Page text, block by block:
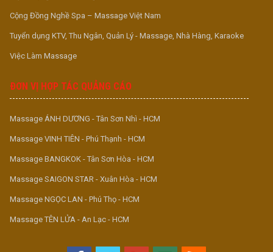
Cộng Đồng Nghề Spa – Massage Việt Nam
Tuyển dụng KTV, Thu Ngân, Quản Lý - Massage, Nhà Hàng, Karaoke
Việc Làm Massage
ĐƠN VỊ HỢP TÁC QUẢNG CÁO
Massage ÁNH DƯƠNG - Tân Sơn Nhì - HCM
Massage VINH TIÊN - Phú Thạnh - HCM
Massage BANGKOK - Tân Sơn Hòa - HCM
Massage SAIGON STAR - Xuân Hòa - HCM
Massage NGỌC LAN - Phú Thọ - HCM
Massage TÊN LỬA - An Lạc - HCM